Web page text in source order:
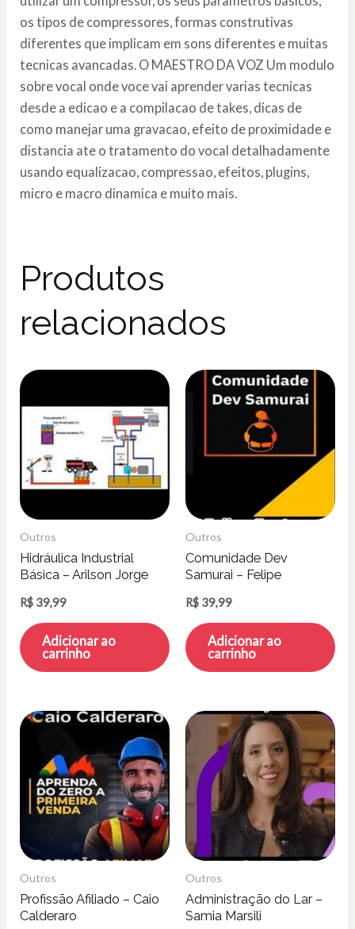
os tipos de compressores, formas construtivas
diferentes que implicam em sons diferentes e muitas
tecnicas avancadas. O MAESTRO DA VOZ Um modulo
sobre vocal onde voce vai aprender varias tecnicas
desde a edicao e a compilacao de takes, dicas de
como manejar uma gravacao, efeito de proximidade e
distancia ate o tratamento do vocal detalhadamente
usando equalizacao, compressao, efeitos, plugins,
micro e macro dinamica e muito mais.
Produtos
relacionados
Outros
Hidráulica Industrial
Básica – Arilson Jorge
R$ 39,99
Adicionar ao
carrinho
Outros
Comunidade Dev
Samurai – Felipe
R$ 39,99
Adicionar ao
carrinho
Outros
Profissão Afiliado – Caio
Calderaro
Outros
Administração do Lar –
Samia Marsili